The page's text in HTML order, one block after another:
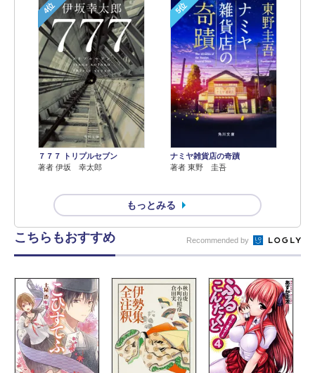
4位
７７７ トリプルセブン
著者 伊坂 幸太郎
5位
ナミヤ雑貨店の奇蹟
著者 東野 圭吾
もっとみる
こちらもおすすめ Recommended by